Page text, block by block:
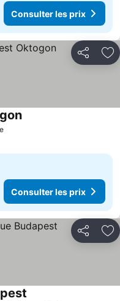
Consulter les prix
Partager
Consulter les prix
Consulter les prix
Consulter les prix
Partager